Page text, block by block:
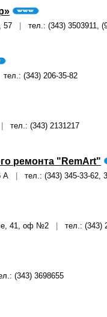
57 тел.: (343) 3503911,
тел.: (343) 206-35-82
тел.: (343) 2131217
ремонта "RemArt"
А тел.: (343) 345-33-62,
41, оф №2 тел.: (343)
(343) 3698655